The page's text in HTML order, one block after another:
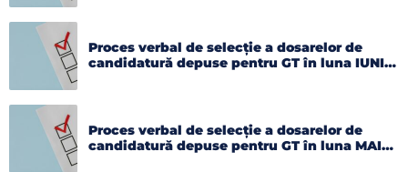
Proces verbal de selecție a dosarelor de
candidatură depuse pentru GT în luna IUNIE
Proces verbal de selecție a dosarelor de
candidatură depuse pentru GT în luna MAI